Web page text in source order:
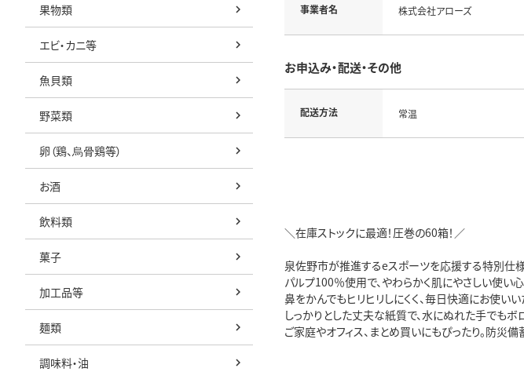
果物類
エビ・カニ等
魚貝類
野菜類
卵（鶏、烏骨鶏等）
お酒
飲料類
菓子
加工品等
麺類
調味料・油
事業者名 株式会社アローズ
お申込み・配送・その他
配送方法 常温
＼在庫ストックに最適！圧巻の60箱！／
泉佐野市が推進するeスポーツを応援する特別仕様
パルプ100％使用で、やわらかく肌にやさしい使い
鼻をかんでもヒリヒリしにくく、毎日快適にお使いい
しっかりとした丈夫な紙質で、水にぬれた手でもボ
ご家庭やオフィス、まとめ買いにもぴったり。防災備